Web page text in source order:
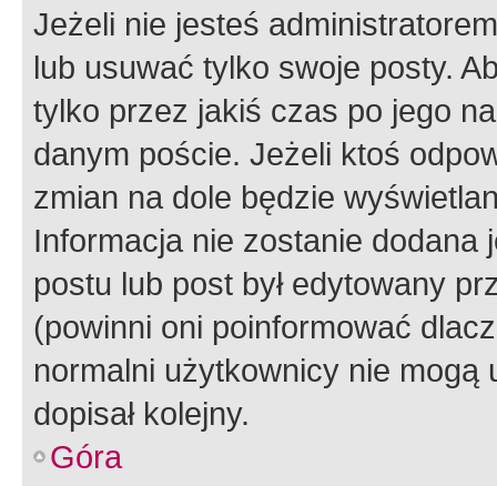
Jeżeli nie jesteś
lub usuwać tylko swoje posty.
tylko przez jakiś czas po jego
danym poście. Jeżeli ktoś
zmian na dole będzie
Informacja nie zostanie dodana
postu lub post był edytowany
(powinni oni poinformować
normalni użytkownicy nie
dopisał kolejny.
Góra